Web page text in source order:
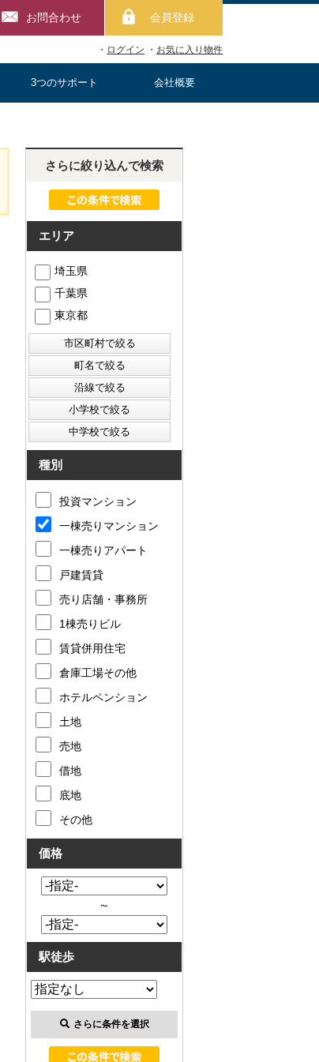
お問合わせ 会員登録
・ ログイン ・ お気に入り物件
3つのサポート 会社概要
さらに絞り込んで検索
エリア
埼玉県
千葉県
東京都
種別
投資マンション
一棟売りマンション
一棟売りアパート
戸建賃貸
売り店舗・事務所
1棟売りビル
賃貸併用住宅
倉庫工場その他
ホテルペンション
土地
売地
借地
底地
その他
価格
～
駅徒歩
さらに条件を選択